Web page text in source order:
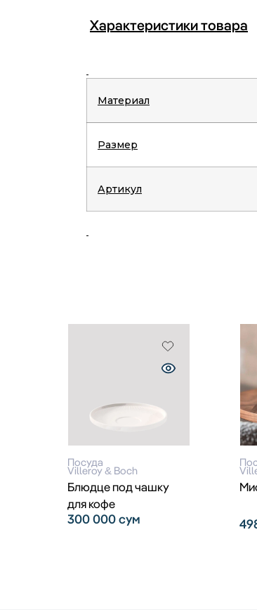
Характеристики товара
Материал
Размер
Артикул
Посуда
Villeroy & Boch
Блюдце под чашку
для кофе
300 000сум